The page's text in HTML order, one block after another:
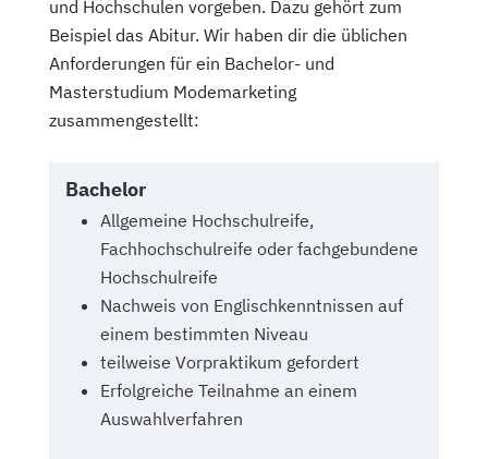
und Hochschulen vorgeben. Dazu gehört zum
Beispiel das Abitur. Wir haben dir die üblichen
Anforderungen für ein Bachelor- und
Masterstudium Modemarketing
zusammengestellt:
Bachelor
Allgemeine Hochschulreife,
Fachhochschulreife oder fachgebundene
Hochschulreife
Nachweis von Englischkenntnissen auf
einem bestimmten Niveau
teilweise Vorpraktikum gefordert
Erfolgreiche Teilnahme an einem
Auswahlverfahren